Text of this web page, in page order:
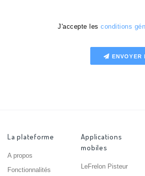
J'accepte les conditions
ENVOYER
La plateforme
A propos
Fonctionnalités
Applications
mobiles
LeFrelon Pisteur